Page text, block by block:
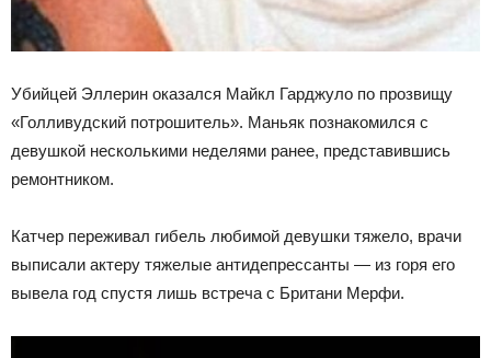
Убийцей Эллерин оказался Майкл Гарджуло по прозвищу
«Голливудский потрошитель». Маньяк познакомился с
девушкой несколькими неделями ранее, представившись
ремонтником.
Катчер переживал гибель любимой девушки тяжело, врачи
выписали актеру тяжелые антидепрессанты — из горя его
вывела год спустя лишь встреча с Британи Мерфи.